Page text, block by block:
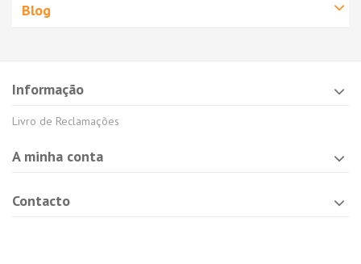
Blog
Informação
Livro de Reclamações
A minha conta
Contacto